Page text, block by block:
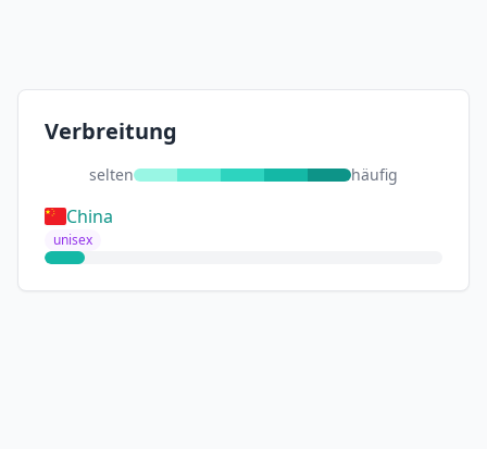
Verbreitung
selten häufig
China
unisex